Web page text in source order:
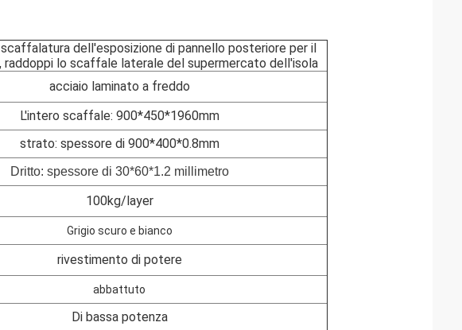
dell'esposizione di pannello posteriore per il
raddoppi lo scaffale laterale del supermercato dell'isola
acciaio laminato a freddo
L'intero scaffale: 900*450*1960mm
strato: spessore di 900*400*0.8mm
Dritto: spessore di 30*60*1.2 millimetro
100kg/layer
Grigio scuro e bianco
rivestimento di potere
abbattuto
Di bassa potenza